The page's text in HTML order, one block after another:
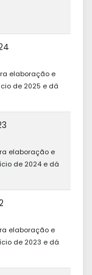
elaboração e
de 2025 e dâ
elaboração e
de 2024 e dá
elaboração e
de 2023 e dá